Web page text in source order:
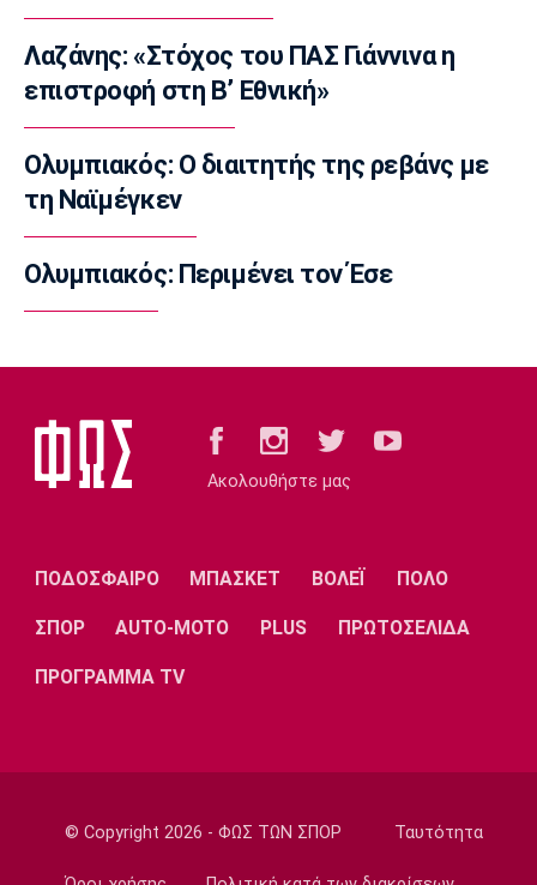
09:40
Ποδόσφαιρο - Διεθνή
Στο στόχαστρο της Νάπολι ο Γκάμπριελ
Ζεσούς
Μπάσκετ
Στη Γαλατασαράι ο Άλεν Σμάιλαγκιτς
09:20
Europa League
ΠΑΟΚ: Γηραιότερος βασικός στην ιστορία
09:10
Προτάθηκε στον Ολυμπιακό ο Σέμι Οτζελέγε
Τζαρίδου
EuroLeague
Κάνααν: «Είμαι ανοικτός να παίξω εκτός
Euroleague»
Λαζάνης: «Στόχος του ΠΑΣ Γιάννινα η
επιστροφή στη Β’ Εθνική»
Ολυμπιακός: Ο διαιτητής της ρεβάνς με
τη Ναϊμέγκεν
Ολυμπιακός: Περιμένει τον Έσε
Ακολουθήστε μας
ΠΟΔΟΣΦΑΙΡΟ ΜΠΑΣΚΕΤ ΒΟΛΕΪ ΠΟΛΟ
ΣΠΟΡ AUTO-MOTO PLUS ΠΡΩΤΟΣΕΛΙΔΑ
ΠΡΟΓΡΑΜΜΑ TV
© Copyright 2026 - ΦΩΣ ΤΩΝ ΣΠΟΡ Ταυτότητα